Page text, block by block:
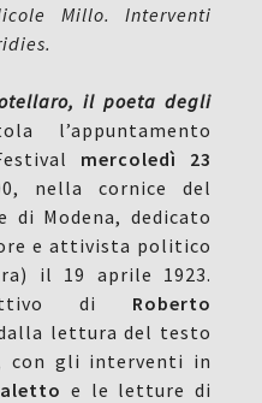
Millo. Interventi
il poeta degli
l’appuntamento
mercoledì 23
nella cornice del
di Modena, dedicato
e attivista politico
il 19 aprile 1923.
di Roberto
lettura del testo
con gli interventi in
e le letture di